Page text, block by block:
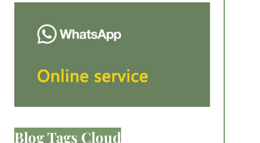
Blog Tags Cloud